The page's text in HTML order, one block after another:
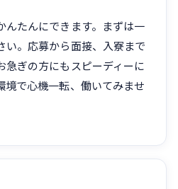
んたんにできます。まずは一
い。応募から面接、入寮まで
急ぎの方にもスピーディーに
境で心機一転、働いてみませ